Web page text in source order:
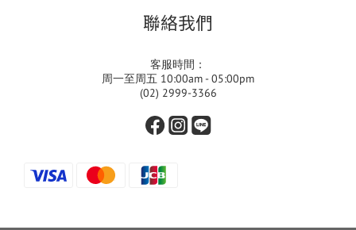
聯絡我們
客服時間：
周一至周五 10:00am - 05:00pm
(02) 2999-3366